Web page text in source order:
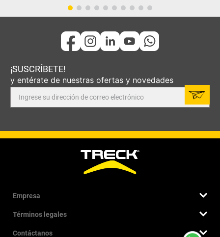
¡SUSCRÍBETE!
y entérate de nuestras ofertas y novedades
Empresa
Quiénes somos
Nuestra historia
Términos legales
Términos y condiciones
Contáctanos